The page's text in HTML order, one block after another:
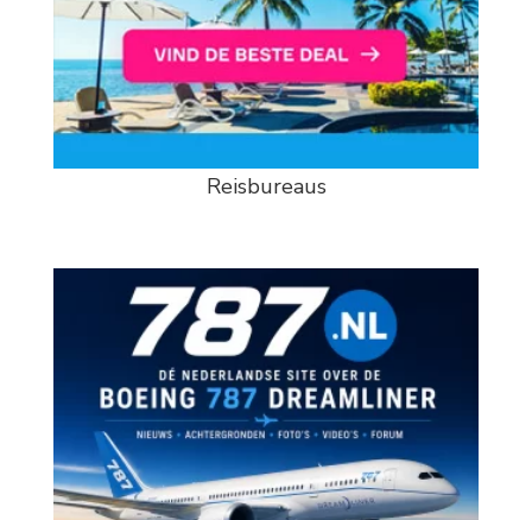
Reisbureaus